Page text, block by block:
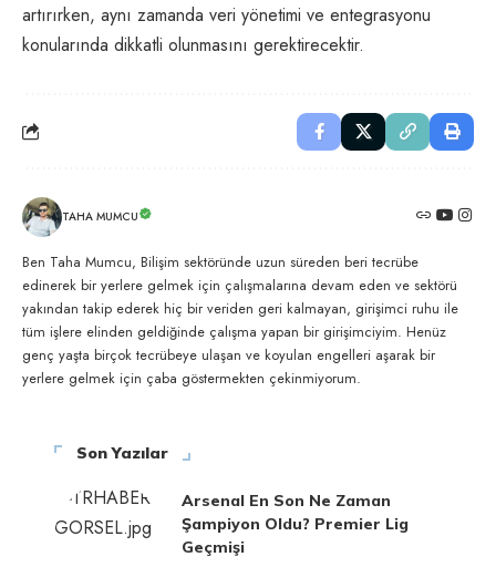
artırırken, aynı zamanda veri yönetimi ve entegrasyonu
konularında dikkatli olunmasını gerektirecektir.
TAHA MUMCU
Ben Taha Mumcu, Bilişim sektöründe uzun süreden beri tecrübe
edinerek bir yerlere gelmek için çalışmalarına devam eden ve sektörü
yakından takip ederek hiç bir veriden geri kalmayan, girişimci ruhu ile
tüm işlere elinden geldiğinde çalışma yapan bir girişimciyim. Henüz
genç yaşta birçok tecrübeye ulaşan ve koyulan engelleri aşarak bir
yerlere gelmek için çaba göstermekten çekinmiyorum.
Son Yazılar
Arsenal En Son Ne Zaman
Şampiyon Oldu? Premier Lig
Geçmişi